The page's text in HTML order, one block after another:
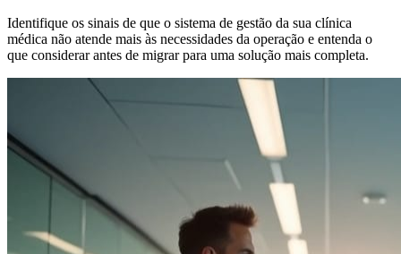
Identifique os sinais de que o sistema de gestão da sua clínica
médica não atende mais às necessidades da operação e entenda o
que considerar antes de migrar para uma solução mais completa.